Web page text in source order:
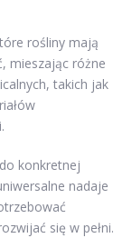
rośliny mają
mieszając różne
takich jak
konkretnej
nadaje
się w pełni.